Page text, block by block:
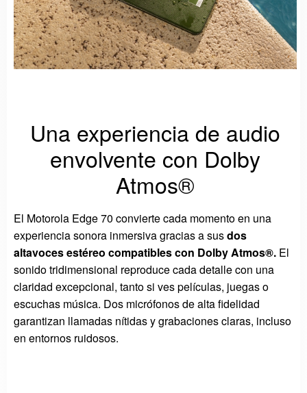
Una experiencia de audio
envolvente con Dolby
Atmos®
El Motorola Edge 70 convierte cada momento en una
experiencia sonora inmersiva gracias a susdos
altavoces estéreo compatibles con Dolby Atmos®. El
sonido tridimensional reproduce cada detalle con una
claridad excepcional, tanto si ves películas, juegas o
escuchas música. Dos micrófonos de alta fidelidad
garantizan llamadas nítidas y grabaciones claras, incluso
en entornos ruidosos.